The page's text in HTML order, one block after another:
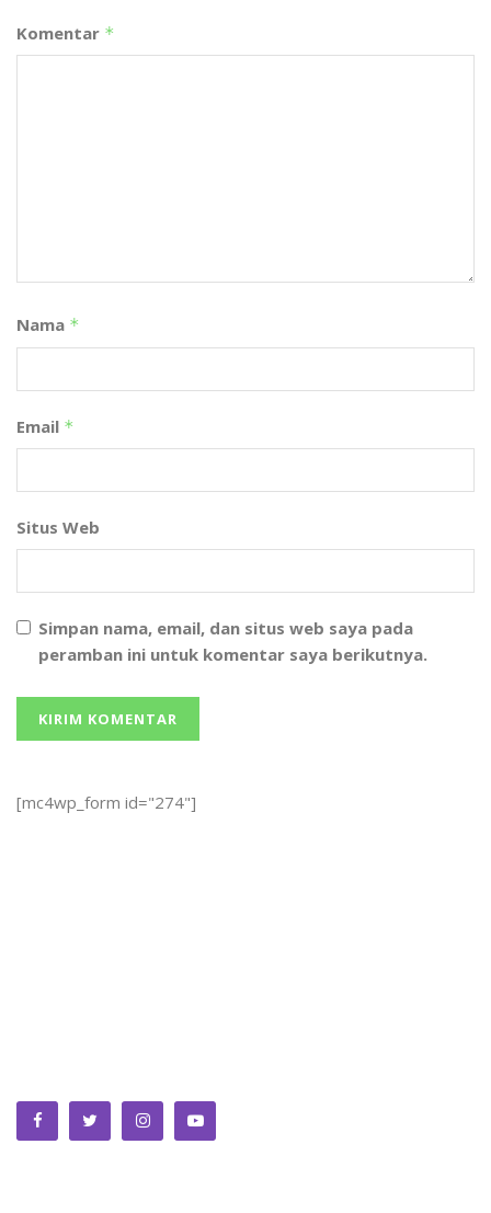
Komentar *
Nama *
Email *
Situs Web
Simpan nama, email, dan situs web saya pada
peramban ini untuk komentar saya berikutnya.
[mc4wp_form id="274"]